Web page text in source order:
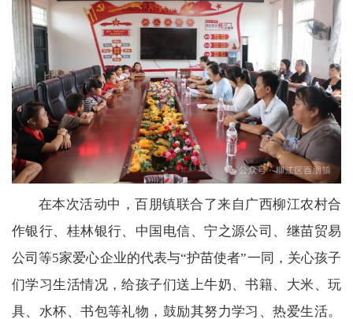
在本次活动中，百朋镇联合了来自广西柳江农村合
作银行、桂林银行、中国电信、宁之源公司、继苗贸易
公司等5家爱心企业的代表与“护苗使者”一同，关心孩子
们学习生活情况，给孩子们送上牛奶、书籍、大米、玩
具、水杯、书包等礼物，鼓励其努力学习、热爱生活。